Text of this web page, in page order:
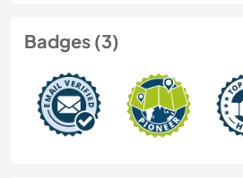
Badges (3)